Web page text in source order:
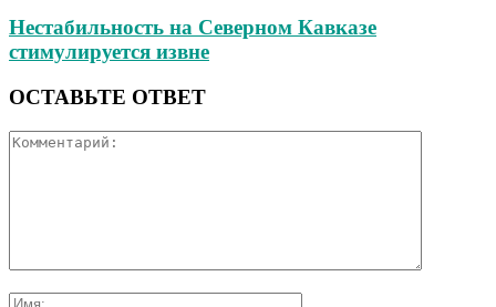
Нестабильность на Северном Кавказе
стимулируется извне
ОСТАВЬТЕ ОТВЕТ